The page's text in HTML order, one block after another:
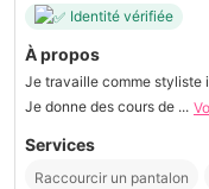
Identité vérifiée
À propos
Je travaille comme styliste
Je donne des cours de ...
Services
Raccourcir un pantalon